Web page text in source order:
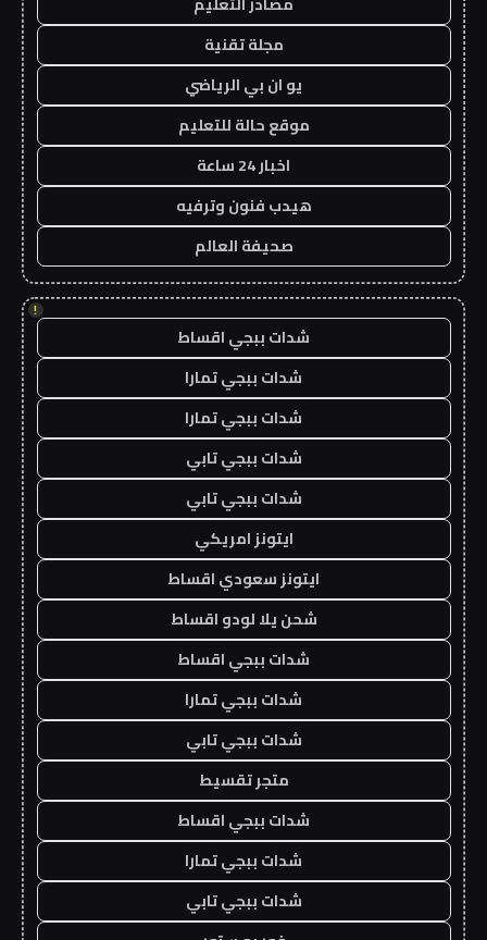
مجلة تقنية
يو ان بي الرياضي
موقع حالة للتعليم
اخبار 24 ساعة
هيدب فنون وترفيه
صحيفة العالم
!
شدات ببجي اقساط
شدات ببجي تمارا
شدات ببجي تمارا
شدات ببجي تابي
شدات ببجي تابي
ايتونز امريكي
ايتونز سعودي اقساط
شحن يلا لودو اقساط
شدات ببجي اقساط
شدات ببجي تمارا
شدات ببجي تابي
متجر تقسيط
شدات ببجي اقساط
شدات ببجي تمارا
شدات ببجي تابي